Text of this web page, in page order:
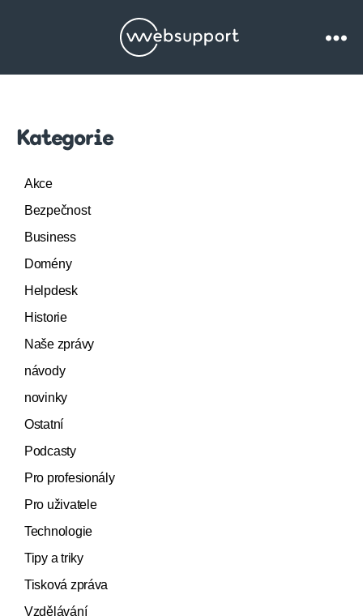
Websupport.cz
Kategorie
Akce
Bezpečnost
Business
Domény
Helpdesk
Historie
Naše zprávy
návody
novinky
Ostatní
Podcasty
Pro profesionály
Pro uživatele
Technologie
Tipy a triky
Tisková zpráva
Vzdělávání